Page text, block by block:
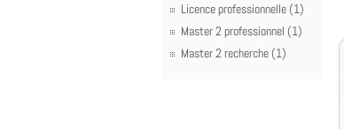
Licence professionnelle (1)
Master 2 professionnel (1)
Master 2 recherche (1)